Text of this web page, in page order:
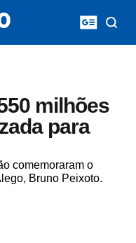
milhões
para
comemoraram o
Bruno Peixoto.